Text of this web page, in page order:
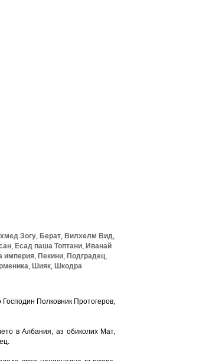
Зогу, Берат, Вилхелм Вид,
, Есад паша Топтани, Иванай
империя, Пекини, Подградец,
, Шияк, Шкодра
Господин Полковник Протогеров,
в Албания, аз обиколих Мат,